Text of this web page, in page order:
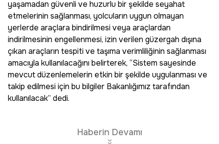
yaşamadan güvenli ve huzurlu bir şekilde seyahat
etmelerinin sağlanması, yolcuların uygun olmayan
yerlerde araçlara bindirilmesi veya araçlardan
indirilmesinin engellenmesi, izin verilen güzergah dışına
çıkan araçların tespiti ve taşıma verimliliğinin sağlanması
amacıyla kullanılacağını belirterek, “Sistem sayesinde
mevcut düzenlemelerin etkin bir şekilde uygulanması ve
takip edilmesi için bu bilgiler Bakanlığımız tarafından
kullanılacak” dedi.
Haberin Devamı